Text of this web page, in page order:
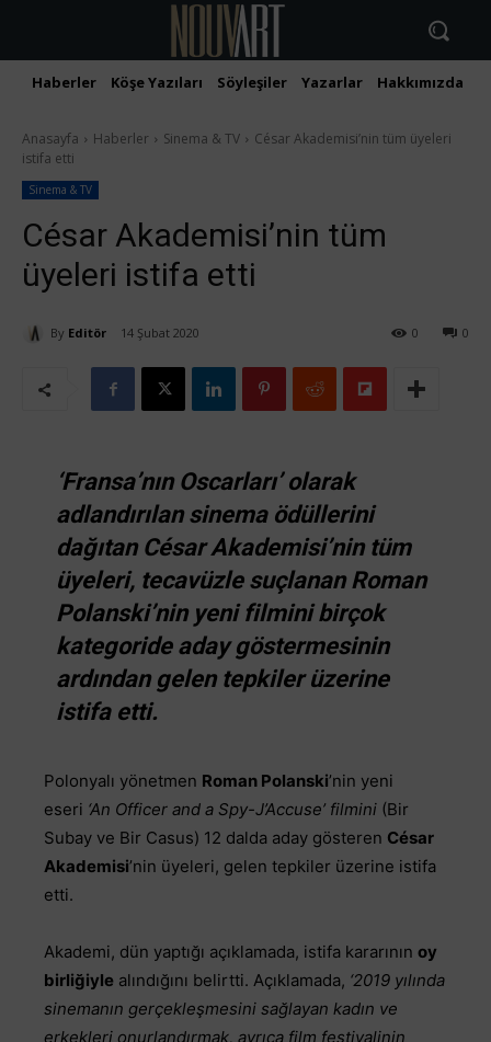
Haberler Köşe Yazıları Söyleşiler Yazarlar Hakkımızda
Anasayfa Haberler Sinema & TV
César Akademisi’nin tüm üyeleri
istifa etti
Sinema & TV
César Akademisi’nin tüm
üyeleri istifa etti
By Editör 14 Şubat 2020 0
0
‘Fransa’nın Oscarları’ olarak
adlandırılan sinema ödüllerini
dağıtan César Akademisi’nin tüm
üyeleri, tecavüzle suçlanan Roman
Polanski’nin yeni filmini birçok
kategoride aday göstermesinin
ardından gelen tepkiler üzerine
istifa etti.
Polonyalı yönetmen Roman Polanski’nin yeni
eseri ‘An Officer and a Spy-J’Accuse’ filmini (Bir
Subay ve Bir Casus) 12 dalda aday gösteren César
Akademisi’nin üyeleri, gelen tepkiler üzerine istifa
etti.
Akademi, dün yaptığı açıklamada, istifa kararının oy
birliğiyle alındığını belirtti. Açıklamada, ‘2019 yılında
sinemanın gerçekleşmesini sağlayan kadın ve
erkekleri onurlandırmak, ayrıca film festivalinin